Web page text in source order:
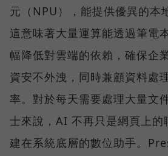
元（NPU），能提供優異的本
這意味著大量運算能透過筆電
幅降低對雲端的依賴，確保企
資安不外洩，同時兼顧資料處
率。對於每天需要處理大量文
士來說，AI 不再只是網頁上的
建在系統底層的數位助手。